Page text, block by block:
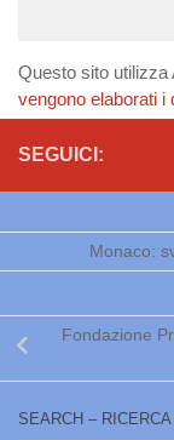
Questo sito utilizza
vengono elaborati i
SEGUICI:
Monaco:
Fondazione
SEARCH – RICERCA